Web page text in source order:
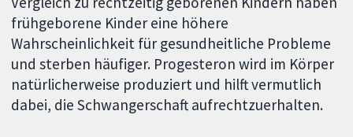
frühgeborene Kinder eine höhere
Wahrscheinlichkeit für gesundheitliche Probleme
und sterben häufiger. Progesteron wird im Körper
natürlicherweise produziert und hilft vermutlich
dabei, die Schwangerschaft aufrechtzuerhalten.